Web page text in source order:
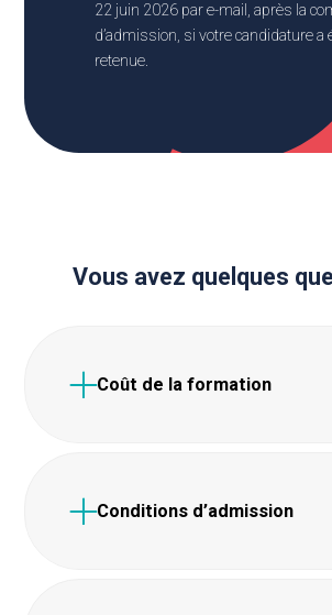
22 juin 2026 par e-mail, après la
d’admission, si votre candidature a
retenue.
Vous avez quelques
Coût de la formation
Conditions d’admission